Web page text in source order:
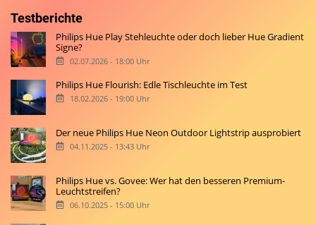
Testberichte
Philips Hue Play Stehleuchte oder doch lieber Hue Gradient
Signe?
02.07.2026 - 18:00 Uhr
Philips Hue Flourish: Edle Tischleuchte im Test
18.02.2026 - 19:00 Uhr
Der neue Philips Hue Neon Outdoor Lightstrip ausprobiert
04.11.2025 - 13:43 Uhr
Philips Hue vs. Govee: Wer hat den besseren Premium-
Leuchtstreifen?
06.10.2025 - 15:00 Uhr